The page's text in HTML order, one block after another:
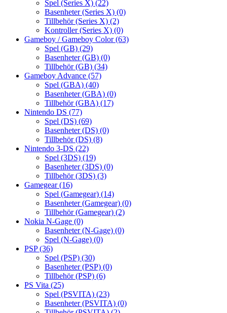
Spel (Series X) (22)
Basenheter (Series X) (0)
Tillbehör (Series X) (2)
Kontroller (Series X) (0)
Gameboy / Gameboy Color(63)
Spel (GB) (29)
Basenheter (GB) (0)
Tillbehör (GB) (34)
Gameboy Advance (57)
Spel (GBA) (40)
Basenheter (GBA) (0)
Tillbehör (GBA) (17)
Nintendo DS (77)
Spel (DS) (69)
Basenheter (DS) (0)
Tillbehör (DS) (8)
Nintendo 3-DS (22)
Spel (3DS) (19)
Basenheter (3DS) (0)
Tillbehör (3DS) (3)
Gamegear(16)
Spel (Gamegear) (14)
Basenheter (Gamegear) (0)
Tillbehör (Gamegear) (2)
Nokia N-Gage (0)
Basenheter (N-Gage) (0)
Spel (N-Gage) (0)
PSP(36)
Spel (PSP) (30)
Basenheter (PSP) (0)
Tillbehör (PSP) (6)
PS Vita (25)
Spel (PSVITA) (23)
Basenheter (PSVITA) (0)